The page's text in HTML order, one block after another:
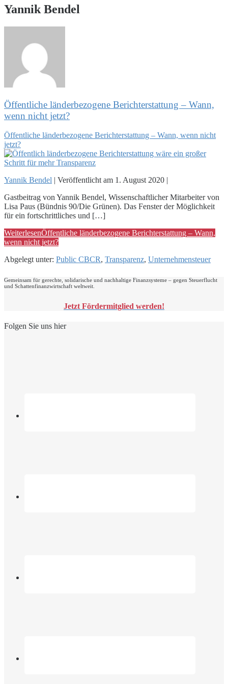
Yannik Bendel
Öffentliche länderbezogene Berichterstattung – Wann,
wenn nicht jetzt?
Öffentliche länderbezogene Berichterstattung – Wann, wenn nicht
jetzt?
Yannik Bendel | Veröffentlicht am 1. August 2020 |
Gastbeitrag von Yannik Bendel, Wissenschaftlicher Mitarbeiter von
Lisa Paus (Bündnis 90/Die Grünen). Das Fenster der Möglichkeit
für ein fortschrittliches und […]
WeiterlesenÖffentliche länderbezogene Berichterstattung – Wann,
wenn nicht jetzt?
Abgelegt unter: Public CBCR, Transparenz, Unternehmensteuer
Gemeinsam für gerechte, solidarische und nachhaltige Finanzsysteme – gegen Steuerflucht
und Schattenfinanzwirtschaft weltweit.
Jetzt Fördermitglied werden!
Folgen Sie uns hier